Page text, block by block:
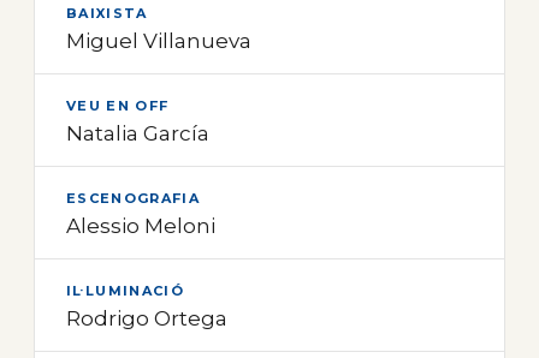
BAIXISTA
Miguel Villanueva
VEU EN OFF
Natalia García
ESCENOGRAFIA
Alessio Meloni
IL·LUMINACIÓ
Rodrigo Ortega